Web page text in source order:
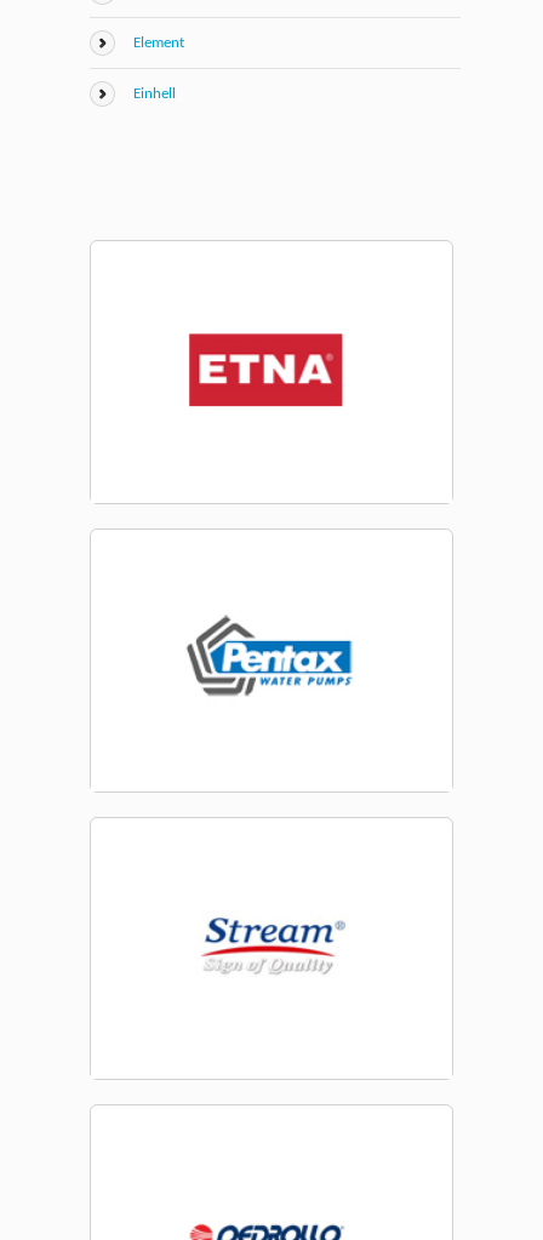
Element
Einhell